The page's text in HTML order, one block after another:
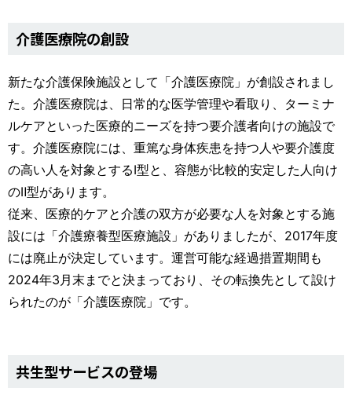
介護医療院の創設
新たな介護保険施設として「介護医療院」が創設されまし
た。介護医療院は、日常的な医学管理や看取り、ターミナ
ルケアといった医療的ニーズを持つ要介護者向けの施設で
す。介護医療院には、重篤な身体疾患を持つ人や要介護度
の高い人を対象とするⅠ型と、容態が比較的安定した人向け
のⅡ型があります。
従来、医療的ケアと介護の双方が必要な人を対象とする施
設には「介護療養型医療施設」がありましたが、2017年度
には廃止が決定しています。運営可能な経過措置期間も
2024年3月末までと決まっており、その転換先として設け
られたのが「介護医療院」です。
共生型サービスの登場